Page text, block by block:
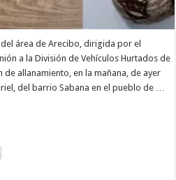
área de Arecibo, dirigida por el
a la División de Vehículos Hurtados de
allanamiento, en la mañana, de ayer
del barrio Sabana en el pueblo de …